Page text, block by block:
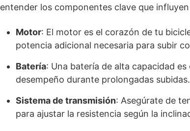
entender los componentes clave que
Motor: El motor es el corazón de tu
potencia adicional necesaria para subir
Batería: Una batería de alta capacidad
desempeño durante prolongadas subidas.
Sistema de transmisión: Asegúrate de
para ajustar la resistencia según la